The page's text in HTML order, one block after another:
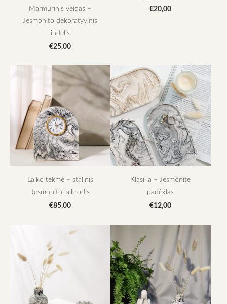
Marmurinis veidas –
Jesmonito dekoratyvinis
indelis
€25,00
€20,00
Laiko tėkmė – stalinis
Jesmonito laikrodis
€85,00
Klasika – Jesmonite
padėklas
€12,00